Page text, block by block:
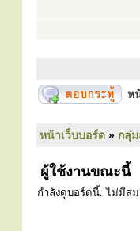
ห
หน้าเว็บบอร์ด » กลุ่
ผู้ใช้งานขณะนี้
กำลังดูบอร์ดนี้: ไม่มีส